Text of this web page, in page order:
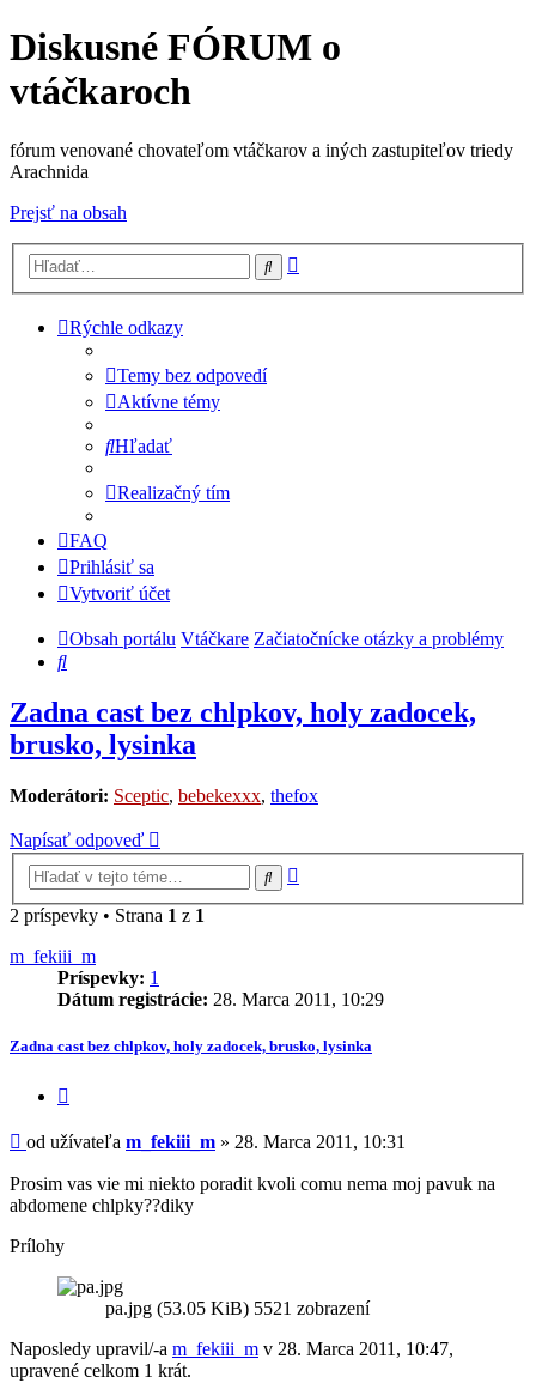
Diskusné FÓRUM o
vtáčkaroch
fórum venované chovateľom vtáčkarov a iných zastupiteľov triedy
Arachnida
Prejsť na obsah
Hľadať
Rýchle odkazy
Temy bez odpovedí
Aktívne témy
Hľadať
Realizačný tím
FAQ
Prihlásiť sa
Vytvoriť účet
Obsah portálu Vtáčkare Začiatočnícke otázky a problémy
Hľadať
Zadna cast bez chlpkov, holy zadocek,
brusko, lysinka
Moderátori: Sceptic, bebekexxx, thefox
Napísať odpoveď
Hľadať
2 príspevky • Strana 1 z 1
m_fekiii_m
Príspevky: 1
Dátum registrácie: 28. Marca 2011, 10:29
Zadna cast bez chlpkov, holy zadocek, brusko, lysinka
Príspevok
od užívateľa m_fekiii_m » 28. Marca 2011, 10:31
Prosim vas vie mi niekto poradit kvoli comu nema moj pavuk na
abdomene chlpky??diky
Prílohy
pa.jpg (53.05 KiB) 5521 zobrazení
Naposledy upravil/-a m_fekiii_m v 28. Marca 2011, 10:47,
upravené celkom 1 krát.